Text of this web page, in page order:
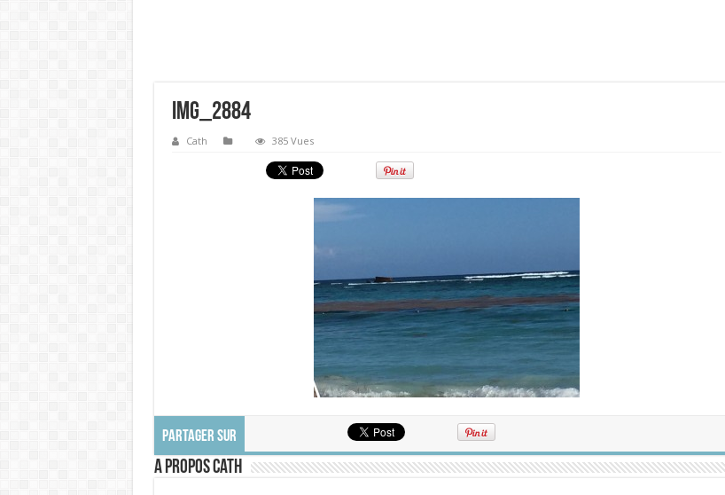
IMG_2884
Cath 385 Vues
PARTAGER SUR
A propos Cath